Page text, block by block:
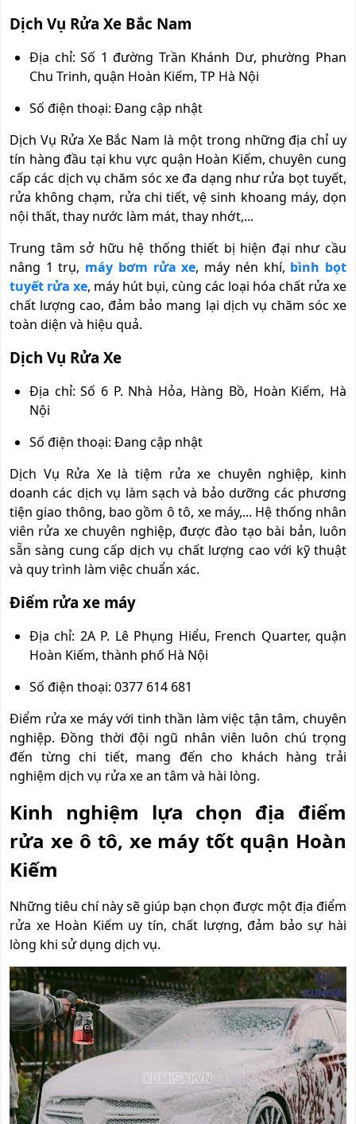
Dịch Vụ Rửa Xe Bắc Nam
Địa chỉ: Số 1 đường Trần Khánh Dư, phường Phan
Chu Trinh, quận Hoàn Kiếm, TP Hà Nội
Số điện thoại: Đang cập nhật
Dịch Vụ Rửa Xe Bắc Nam là một trong những địa chỉ uy
tín hàng đầu tại khu vực quận Hoàn Kiếm, chuyên cung
cấp các dịch vụ chăm sóc xe đa dạng như rửa bọt tuyết,
rửa không chạm, rửa chi tiết, vệ sinh khoang máy, dọn
nội thất, thay nước làm mát, thay nhớt,...
Trung tâm sở hữu hệ thống thiết bị hiện đại như cầu
nâng 1 trụ, máy bơm rửa xe, máy nén khí, bình bọt
tuyết rửa xe, máy hút bụi, cùng các loại hóa chất rửa xe
chất lượng cao, đảm bảo mang lại dịch vụ chăm sóc xe
toàn diện và hiệu quả.
Dịch Vụ Rửa Xe
Địa chỉ: Số 6 P. Nhà Hỏa, Hàng Bồ, Hoàn Kiếm, Hà
Nội
Số điện thoại: Đang cập nhật
Dịch Vụ Rửa Xe là tiệm rửa xe chuyên nghiệp, kinh
doanh các dịch vụ làm sạch và bảo dưỡng các phương
tiện giao thông, bao gồm ô tô, xe máy,... Hệ thống nhân
viên rửa xe chuyên nghiệp, được đào tạo bài bản, luôn
sẵn sàng cung cấp dịch vụ chất lượng cao với kỹ thuật
và quy trình làm việc chuẩn xác.
Điểm rửa xe máy
Địa chỉ: 2A P. Lê Phụng Hiểu, French Quarter, quận
Hoàn Kiếm, thành phố Hà Nội
Số điện thoại: 0377 614 681
Điểm rửa xe máy với tinh thần làm việc tận tâm, chuyên
nghiệp. Đồng thời đội ngũ nhân viên luôn chú trọng
đến từng chi tiết, mang đến cho khách hàng trải
nghiệm dịch vụ rửa xe an tâm và hài lòng.
Kinh nghiệm lựa chọn địa điểm
rửa xe ô tô, xe máy tốt quận Hoàn
Kiếm
Những tiêu chí này sẽ giúp bạn chọn được một địa điểm
rửa xe Hoàn Kiếm uy tín, chất lượng, đảm bảo sự hài
lòng khi sử dụng dịch vụ.